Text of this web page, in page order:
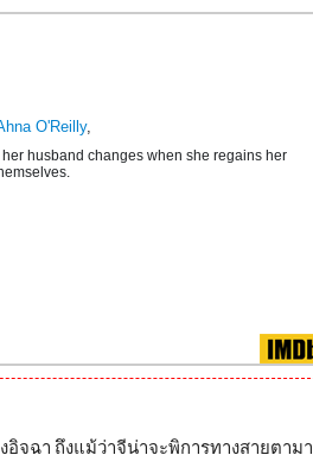
O'Reilly,
husband changes when she regains her
จฉา ถึงแม้ว่าจีน่าจะพิการทางสายตามา